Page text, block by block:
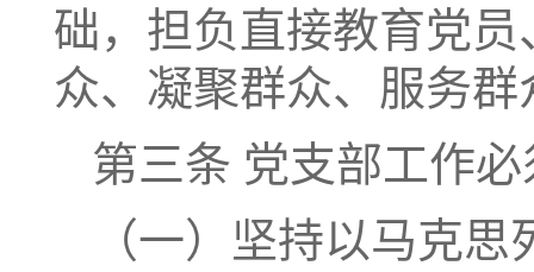
础，担负直接教育党
众、凝聚群众、服务
第三条 党支部工作
（一）坚持以马克